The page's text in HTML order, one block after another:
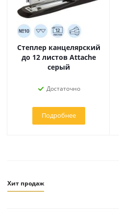
Степлер канцелярский
до 12 листов Attache
серый
Достаточно
Подробнее
Хит продаж